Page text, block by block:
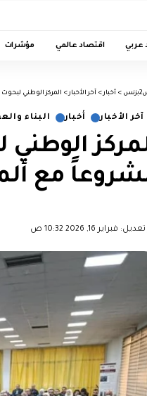
عربي اقتصاد عالمي مؤشرات
> أخبار > آخر الأخبار > المركز الوطني
آخر الأخبار أخبار البناء
مع
فبراير 16, 2026 10:32 ص